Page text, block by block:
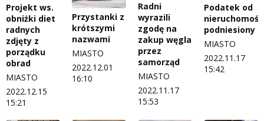
Projekt ws.
obniżki diet
radnych
zdjęty z
porządku
obrad
MIASTO
2022.12.15
15:21
Przystanki z
krótszymi
nazwami
MIASTO
2022.12.01
16:10
Radni
wyrazili
zgodę na
zakup węgla
przez
samorząd
MIASTO
2022.11.17
15:53
Podatek od
podniesiony
MIASTO
2022.11.17
15:42